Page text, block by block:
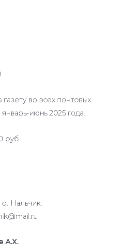
во всех почтовых
июнь 2025 года.
руб.
Нальчик.
А.Х.